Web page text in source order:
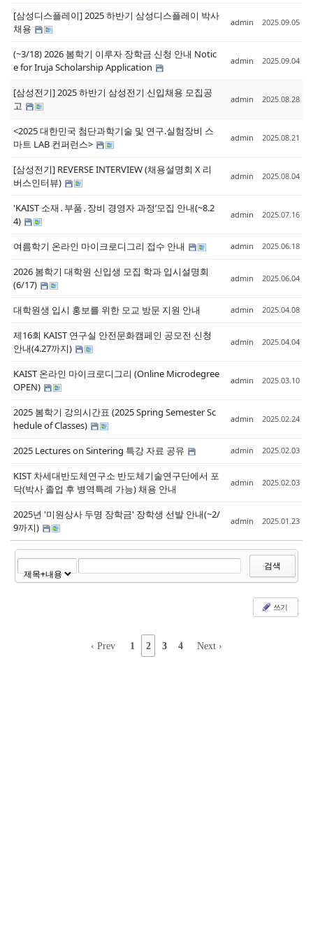
[삼성디스플레이] 2025 하반기 삼성디스플레이 박사
채용
admin 2025.09.05
(~3/18) 2026 봄학기 이루자 장학금 신청 안내 Notic
e for Iruja Scholarship Application
admin 2025.09.04
[삼성전기] 2025 하반기 삼성전기 신입채용 모집공
고
admin 2025.08.28
<2025 대한민국 첨단과학기술 및 연구.실험장비 스
마트 LAB 컨퍼런스>
admin 2025.08.21
[삼성전기] REVERSE INTERVIEW (채용설명회 X 리
버스인터뷰)
admin 2025.08.04
'KAIST 소재․부품․장비 경영자 과정’모집 안내(~8.2
4)
admin 2025.07.16
여름학기 온라인 마이크로디그리 접수 안내 admin 2025.06.18
2026 봄학기 대학원 신입생 모집 학과 입시설명회
(6/17)
admin 2025.06.04
대학원생 입시 홍보를 위한 모교 방문 지원 안내 admin 2025.04.08
제16회 KAIST 연구실 안전문화캠페인 공모전 신청
안내(4.27까지)
admin 2025.04.04
KAIST 온라인 마이크로디그리 (Online Microdegree
OPEN)
admin 2025.03.10
2025 봄학기 강의시간표 (2025 Spring Semester Sc
hedule of Classes)
admin 2025.02.24
2025 Lectures on Sintering 특강 자료 공유 admin 2025.02.03
KIST 차세대반도체연구소 반도체기술연구단에서 포
닥(박사 졸업 후 병역특례 가능) 채용 안내
admin 2025.02.03
2025년 '미원상사 두명 장학금' 장학생 선발 안내(~2/
9까지)
admin 2025.01.23
검색
쓰기
‹ Prev 1 2 3 4 Next ›